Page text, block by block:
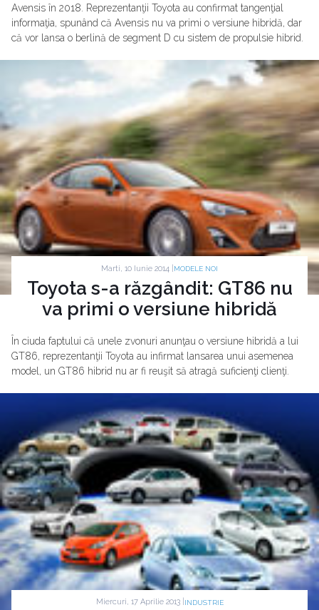
Avensis în 2018. Reprezentanţii Toyota au confirmat tangenţial
informaţia, spunând că Avensis nu va primi o versiune hibridă, dar
că vor lansa o berlină de segment D cu sistem de propulsie hibrid.
Marti, 10 Iunie 2014 | MODELE NOI
Toyota s-a răzgândit: GT86 nu
va primi o versiune hibridă
În ciuda faptului că unele zvonuri anunţau o versiune hibridă a lui
GT86, reprezentanţii Toyota au infirmat lansarea unui asemenea
model, un GT86 hibrid nu ar fi reuşit să atragă suficienţi clienţi.
Miercuri, 17 Aprilie 2013 | INDUSTRIE